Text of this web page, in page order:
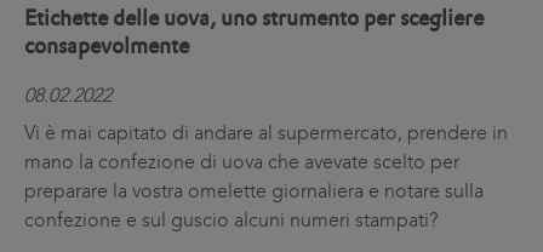
Etichette delle uova, uno strumento per scegliere
consapevolmente
08.02.2022
Vi è mai capitato di andare al supermercato, prendere in
mano la confezione di uova che avevate scelto per
preparare la vostra omelette giornaliera e notare sulla
confezione e sul guscio alcuni numeri stampati?